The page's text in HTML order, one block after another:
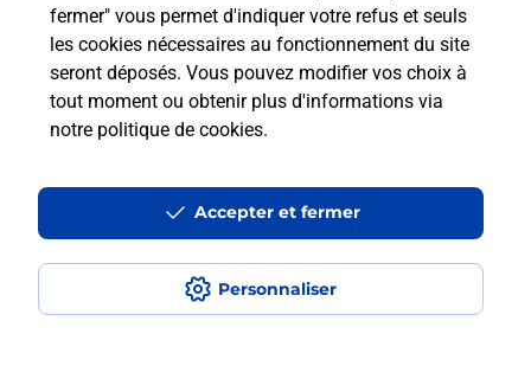
fermer" vous permet d'indiquer votre refus et seuls
les cookies nécessaires au fonctionnement du site
seront déposés. Vous pouvez modifier vos choix à
tout moment ou obtenir plus d'informations via
notre politique de cookies.
Personnaliser
Accepter et fermer
Localiser Liste
Liste - téléassistance
Savoie - téléassistance
Frontenex - téléassistance
Accessibilité : partiellement conforme
Conditions contractuelles
Mentions légales